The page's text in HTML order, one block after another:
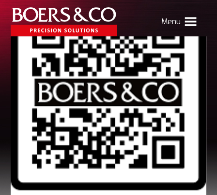
Menu
HOME
BOERS & CO
MACHINING
MECHATRONICS
SHEET METAL
PRODUCTS